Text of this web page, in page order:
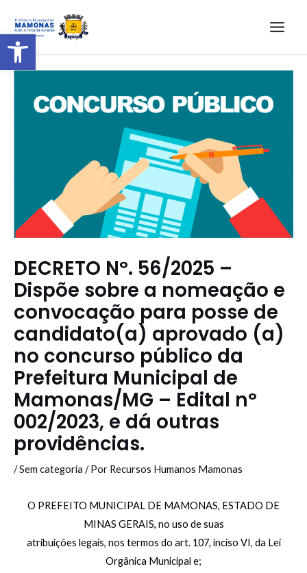
Barra de Ferramentas Aberta
DECRETO Nº. 56/2025 –
Dispõe sobre a nomeação e
convocação para posse de
candidato(a) aprovado (a)
no concurso público da
Prefeitura Municipal de
Mamonas/MG – Edital nº
002/2023, e dá outras
providências.
/Sem categoria / Por Recursos Humanos Mamonas
O PREFEITO MUNICIPAL DE MAMONAS, ESTADO DE
MINAS GERAIS, no uso de suas
atribuições legais, nos termos do art. 107, inciso VI, da Lei
Orgânica Municipal e;